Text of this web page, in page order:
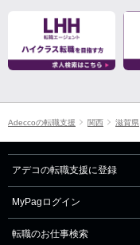
Adeccoの転職支援 関西 滋賀県
アデコの転職支援に登録
MyPagログイン
転職のお仕事検索